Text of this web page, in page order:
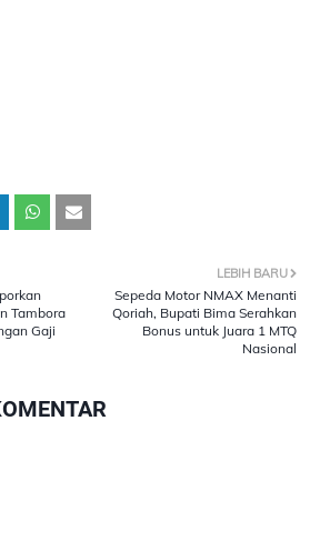
LEBIH BARU
Sepeda Motor NMAX Menanti
Qoriah, Bupati Bima Serahkan
Bonus untuk Juara 1 MTQ
Nasional
Tambora
Gaji